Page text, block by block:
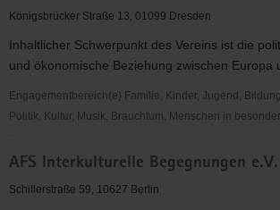
in
(AFGiD)
e.V.
Königsbrücker Straße 13, 01099 Dresden
Inhaltlicher Schwerpunkt des Vereins ist die
und ökonomische Beziehung zwischen Europa
Engagementbereich(e) Familie, Kinder, Jugend,
Politik, Kultur, Musik, Brauchtum, Menschen in
e.
V.
AFS Interkulturelle Begegnungen e.V.
Schillerstraße 59, 10627 Berlin